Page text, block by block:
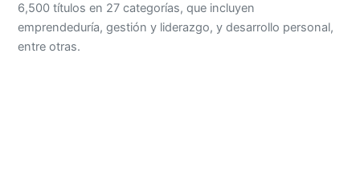
6,500 títulos en 27 categorías, que incluyen
emprendeduría, gestión y liderazgo, y desarrollo personal,
entre otras.